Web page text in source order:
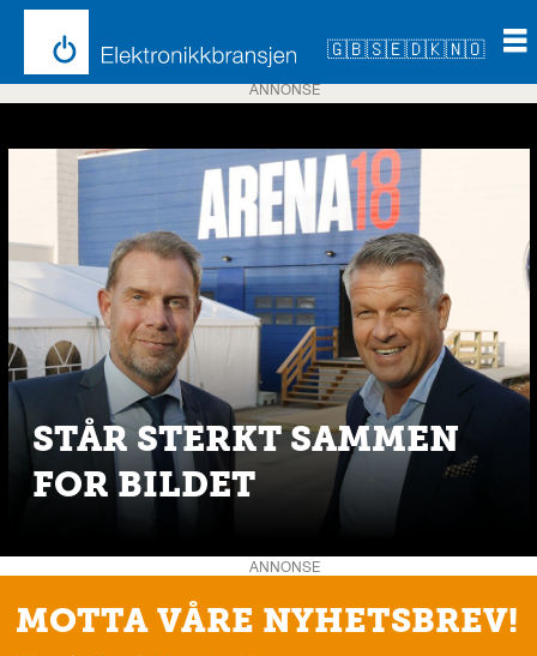
🇬🇧🇸🇪🇩🇰🇳🇴
Emne:
ANNONSE
STÅR STERKT SAMMEN
FOR BILDET
ANNONSE
MOTTA VÅRE NYHETSBREV!